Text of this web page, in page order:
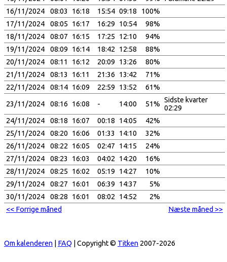
16/11/2024
08:03 16:18 15:54 09:18
100%
17/11/2024
08:05 16:17 16:29 10:54
98%
18/11/2024
08:07 16:15 17:25 12:10
94%
19/11/2024
08:09 16:14 18:42 12:58
88%
20/11/2024
08:11 16:12 20:09 13:26
80%
21/11/2024
08:13 16:11 21:36 13:42
71%
22/11/2024
08:14 16:09 22:59 13:52 61%
23/11/2024 08:16 16:08 - 14:00 51% Sidste kvarter
02:29
24/11/2024
08:18 16:07 00:18 14:05
42%
25/11/2024
08:20 16:06 01:33 14:10
32%
26/11/2024
08:22 16:05 02:47 14:15
24%
27/11/2024
08:23 16:03 04:02 14:20
16%
28/11/2024
08:25 16:02 05:19 14:27
10%
29/11/2024
08:27 16:01 06:39 14:37
5%
30/11/2024
08:28 16:01 08:02 14:52
2%
<< Forrige måned
Næste måned >>
Om kalenderen| FAQ | Copyright © Titken2007-2026